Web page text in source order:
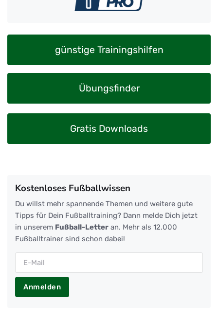
günstige Trainingshilfen
Übungsfinder
Gratis Downloads
Kostenloses Fußballwissen
Du willst mehr spannende Themen und weitere gute
Tipps für Dein Fußballtraining? Dann melde Dich jetzt
in unserem Fußball-Letter an. Mehr als 12.000
Fußballtrainer sind schon dabei!
Anmelden